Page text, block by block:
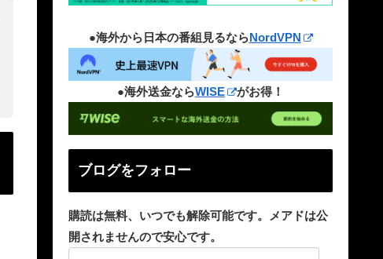
●海外から日本の番組見るならNordVPN
●海外送金ならWISE がお得！
ブログをフォロー
購読は無料、いつでも解除可能です。メアドは公
開されませんので安心です。